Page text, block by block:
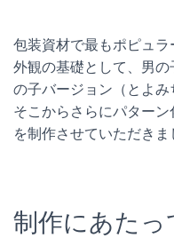
包装資材で最もポピュ
外観の基礎として、男
の子バージョン（とよ
そこからさらにパター
を制作させていただきま
制作にあた